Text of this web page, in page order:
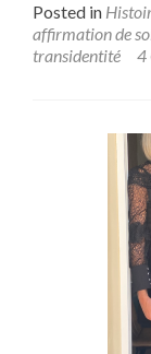
Posted in
affirmation de
transidentité
4